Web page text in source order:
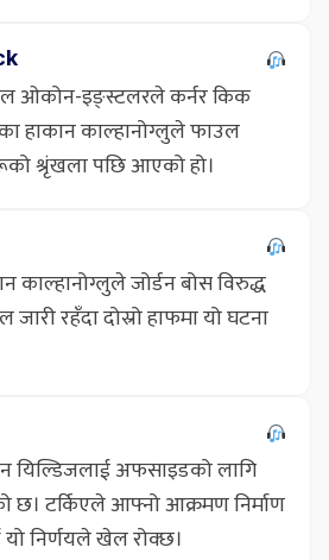
पल ओकोन-इङ्स्टलरले कर्नर किक
हाकान काल्हानोग्लुले फाउल
श्रृंखला पछि आएको हो।
काल्हानोग्लुले जोर्डन बोस विरुद्ध
रहँदा दोस्रो हाफमा यो घटना
यिल्डिजलाई अफसाइडको लागि
छ। टर्किएले आफ्नो आक्रमण निर्माण
यो निर्णयले खेल रोक्छ।